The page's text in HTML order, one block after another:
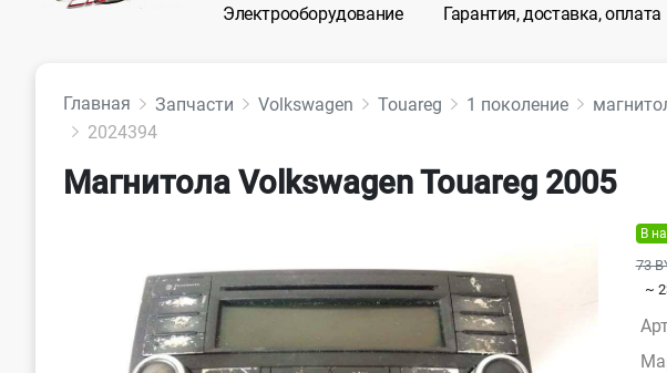
Электрооборудование Гарантия, доставка, оплата
Главная Запчасти Volkswagen Touareg 1 поколение
2024394
Магнитола Volkswagen Touareg 2005
В
73
~